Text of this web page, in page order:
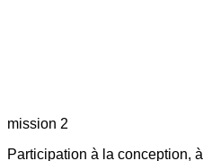
mission 2
Participation à la conception,